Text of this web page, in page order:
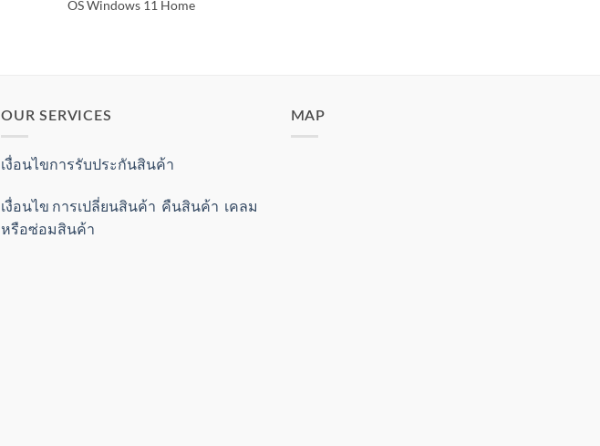
OS Windows 11 Home
OUR SERVICES
เงื่อนไขการรับประกันสินค้า
เงื่อนไข การเปลี่ยนสินค้า คืนสินค้า เคลม
หรือซ่อมสินค้า
MAP